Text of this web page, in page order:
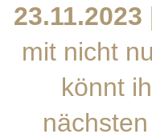
23.11.2023
mit nicht
könnt